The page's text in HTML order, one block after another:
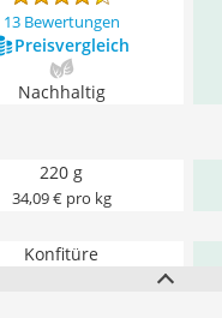
13 Bewertungen
Preis­vergleich
Nachhaltig
220 g
34,09 € pro kg
Konfitüre